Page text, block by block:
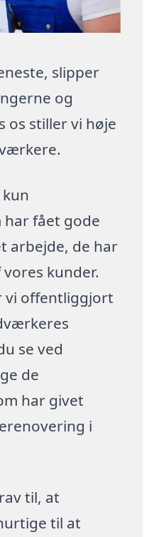
slipper
og
os stiller vi høje
fået gode
arbejde, de har
kunder.
vi offentliggjort
se ved
de
har givet
i
til, at
til at